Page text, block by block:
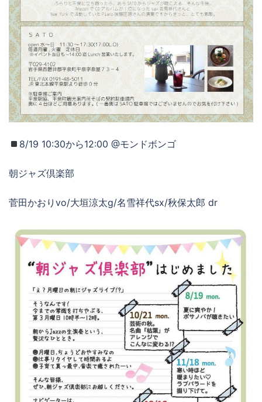
8/19 10:30から12:00 @モンドボンゴ
朝ジャズ倶楽部
菅田かおりvo/大垣涼太g/名雪祥代sx/秋保太郎 dr